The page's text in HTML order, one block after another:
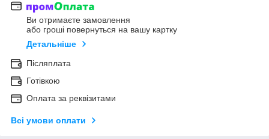
Ви отримаєте замовлення
або гроші повернуться на вашу картку
Детальніше
Післяплата
Готівкою
Оплата за реквізитами
Всі умови оплати